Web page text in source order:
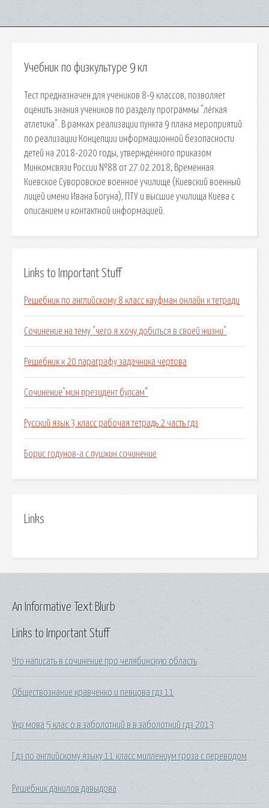
Учебник по физкультуре 9 кл
Тест предназначен для учеников 8-9 классов, позволяет
оценить знания учеников по разделу программы "лёгкая
атлетика". В рамках реализации пункта 9 плана мероприятий
по реализации Концепции информационной безопасности
детей на 2018-2020 годы, утверждённого приказом
Минкомсвязи России №88 от 27.02.2018, Временная.
Киевское Суворовское военное училище (Киевский военный
лицей имени Ивана Богуна), ПТУ и высшие училища Киева с
описанием и контактной информацией.
Links to Important Stuff
Решебник по английскому 8 класс кауфман онлайн к тетради
Сочинение на тему "чего я хочу добиться в своей жизни"
Решебник к 20 параграфу задачника чертова
Сочинение"мин президент булсам"
Русский язык 3 класс рабочая тетрадь 2 часть гдз
Борис годунов-а.с.пушкин сочинение
Links
Links to Important Stuff
Что написать в сочинение про челябинскую область
Обществознание кравченко и певцова гдз 11
Укр мова 5 клас о.в.заболотний в.в.заболотний гдз 2013
Гдз по английскому языку 11 класс миллениум гроза с переводом
Решебник данилов давыдова
An Informative Text Blurb